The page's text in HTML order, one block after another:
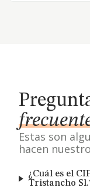
Estas son
hacen
¿Cuál es el
Tristancho